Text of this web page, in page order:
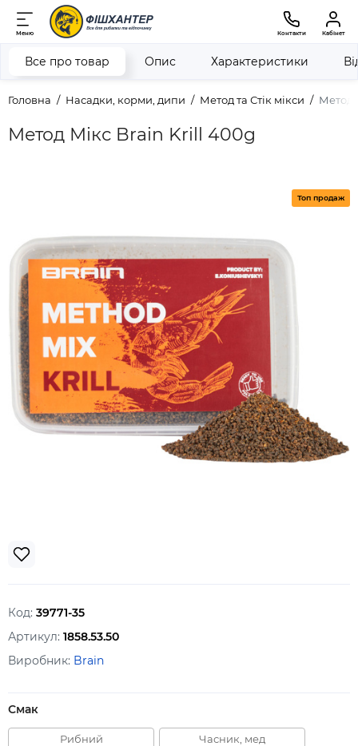
Меню Контакти Кабінет
Головна Насадки, корми, дипи Метод та Стік мікси Метод
Метод Мікс Brain Krill 400g
Все про товар Опис Характеристики
Топ продаж
Код: 39771-35
Артикул: 1858.53.50
Виробник: Brain
Смак
Рибний Часник, мед